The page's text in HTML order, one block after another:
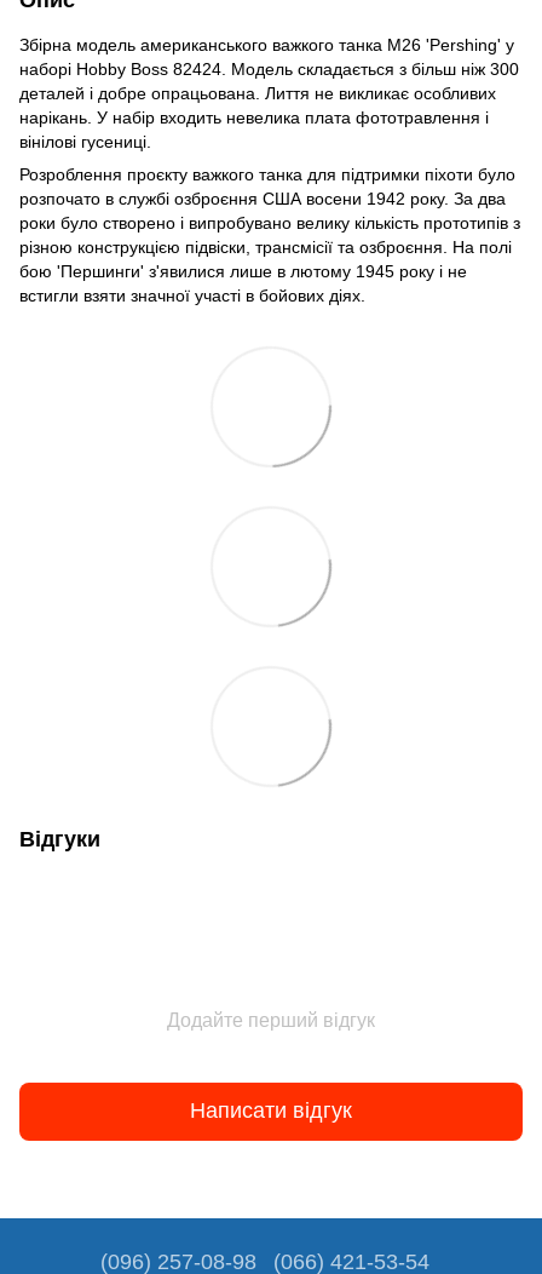
Збірна модель американського важкого танка M26 'Pershing' у
наборі Hobby Boss 82424. Модель складається з більш ніж 300
деталей і добре опрацьована. Лиття не викликає особливих
нарікань. У набір входить невелика плата фототравлення і
вінілові гусениці.
Розроблення проєкту важкого танка для підтримки піхоти було
розпочато в службі озброєння США восени 1942 року. За два
роки було створено і випробувано велику кількість прототипів з
різною конструкцією підвіски, трансмісії та озброєння. На полі
бою 'Першинги' з'явилися лише в лютому 1945 року і не
встигли взяти значної участі в бойових діях.
Відгуки
Додайте перший відгук
Написати відгук
(096) 257-08-98 (066) 421-53-54